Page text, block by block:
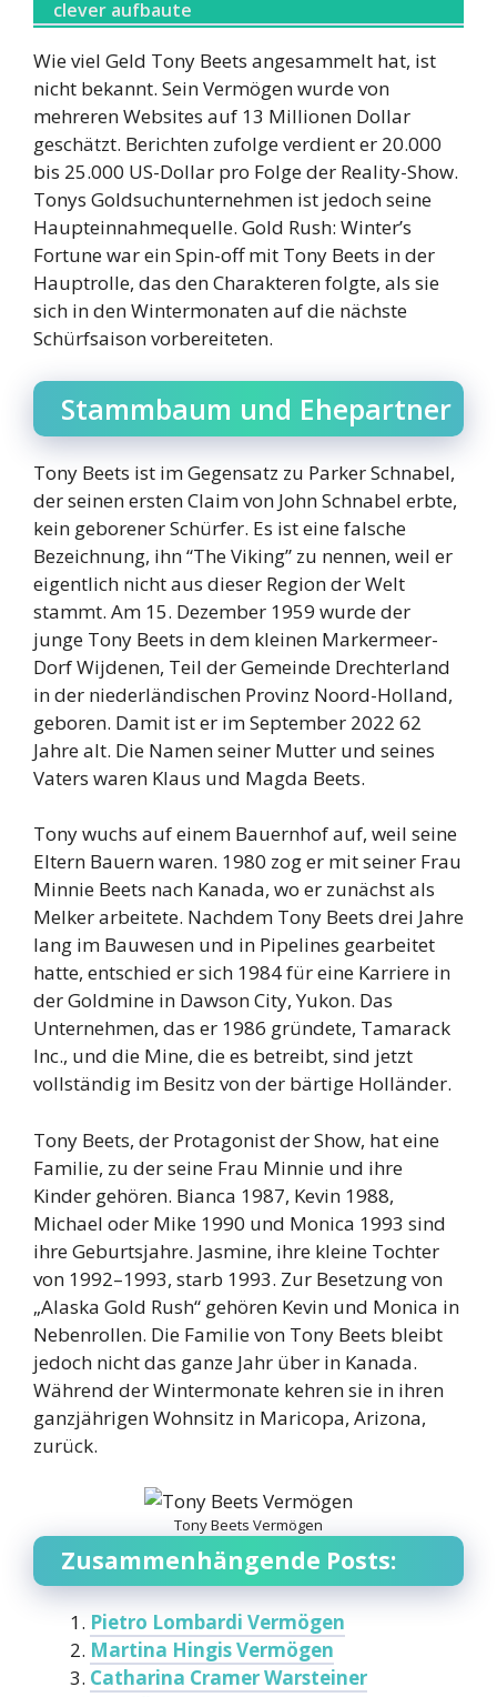
clever aufbaute
Wie viel Geld Tony Beets angesammelt hat, ist
nicht bekannt. Sein Vermögen wurde von
mehreren Websites auf 13 Millionen Dollar
geschätzt. Berichten zufolge verdient er 20.000
bis 25.000 US-Dollar pro Folge der Reality-Show.
Tonys Goldsuchunternehmen ist jedoch seine
Haupteinnahmequelle. Gold Rush: Winter’s
Fortune war ein Spin-off mit Tony Beets in der
Hauptrolle, das den Charakteren folgte, als sie
sich in den Wintermonaten auf die nächste
Schürfsaison vorbereiteten.
Stammbaum und Ehepartner
Tony Beets ist im Gegensatz zu Parker Schnabel,
der seinen ersten Claim von John Schnabel erbte,
kein geborener Schürfer. Es ist eine falsche
Bezeichnung, ihn “The Viking” zu nennen, weil er
eigentlich nicht aus dieser Region der Welt
stammt. Am 15. Dezember 1959 wurde der
junge Tony Beets in dem kleinen Markermeer-
Dorf Wijdenen, Teil der Gemeinde Drechterland
in der niederländischen Provinz Noord-Holland,
geboren. Damit ist er im September 2022 62
Jahre alt. Die Namen seiner Mutter und seines
Vaters waren Klaus und Magda Beets.
Tony wuchs auf einem Bauernhof auf, weil seine
Eltern Bauern waren. 1980 zog er mit seiner Frau
Minnie Beets nach Kanada, wo er zunächst als
Melker arbeitete. Nachdem Tony Beets drei Jahre
lang im Bauwesen und in Pipelines gearbeitet
hatte, entschied er sich 1984 für eine Karriere in
der Goldmine in Dawson City, Yukon. Das
Unternehmen, das er 1986 gründete, Tamarack
Inc., und die Mine, die es betreibt, sind jetzt
vollständig im Besitz von der bärtige Holländer.
Tony Beets, der Protagonist der Show, hat eine
Familie, zu der seine Frau Minnie und ihre
Kinder gehören. Bianca 1987, Kevin 1988,
Michael oder Mike 1990 und Monica 1993 sind
ihre Geburtsjahre. Jasmine, ihre kleine Tochter
von 1992–1993, starb 1993. Zur Besetzung von
„Alaska Gold Rush“ gehören Kevin und Monica in
Nebenrollen. Die Familie von Tony Beets bleibt
jedoch nicht das ganze Jahr über in Kanada.
Während der Wintermonate kehren sie in ihren
ganzjährigen Wohnsitz in Maricopa, Arizona,
zurück.
Tony Beets Vermögen
Zusammenhängende Posts:
Pietro Lombardi Vermögen
Martina Hingis Vermögen
Catharina Cramer Warsteiner